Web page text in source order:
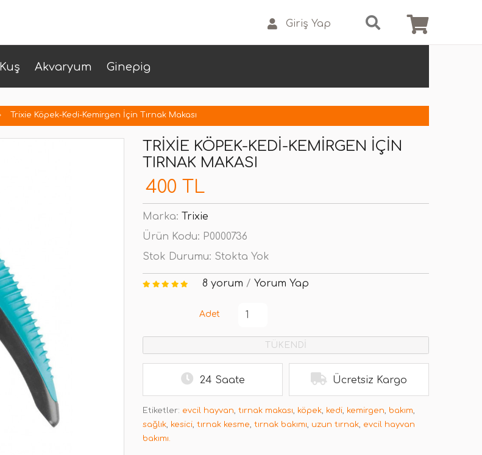
Giriş Yap
Kuş Akvaryum Ginepig
Trixie Köpek-Kedi-Kemirgen İçin Tırnak Makası
TRIXIE KÖPEK-KEDI-KEMIRGEN İÇIN
TIRNAK MAKASI
400 TL
Marka: Trixie
Ürün Kodu: P0000736
Stok Durumu: Stokta Yok
8 yorum / Yorum Yap
Adet
TÜKENDİ
24 Saate Ücretsiz Kargo
Etiketler: evcil hayvan, tırnak makası, köpek, kedi, kemirgen, bakım,
sağlık, kesici, tırnak kesme, tırnak bakımı, uzun tırnak, evcil hayvan
bakımı.